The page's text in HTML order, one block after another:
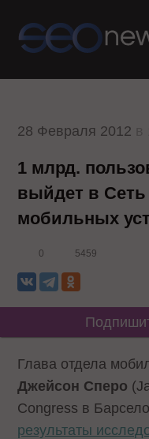
28 Февраля 2012
1 млрд.
выйдет в Сеть
мобильных
0 5459
Глава отдела
Джейсон Сперо
Congress в
результаты